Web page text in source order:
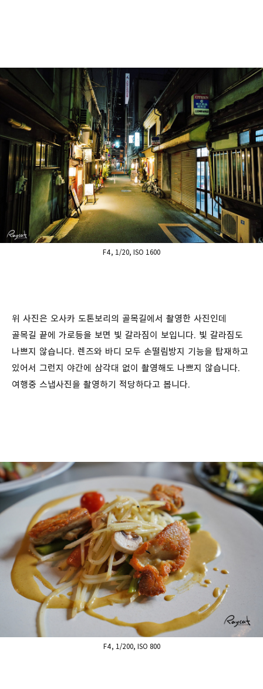
F4, 1/20, ISO 1600
위 사진은 오사카 도톤보리의 골목길에서 촬영한 사진인데
골목길 끝에 가로등을 보면 빛 갈라짐이 보입니다. 빛 갈라짐도
나쁘지 않습니다. 렌즈와 바디 모두 손떨림방지 기능을 탑재하고
있어서 그런지 야간에 삼각대 없이 촬영해도 나쁘지 않습니다.
여행중 스냅사진을 촬영하기 적당하다고 봅니다.
F4, 1/200, ISO 800